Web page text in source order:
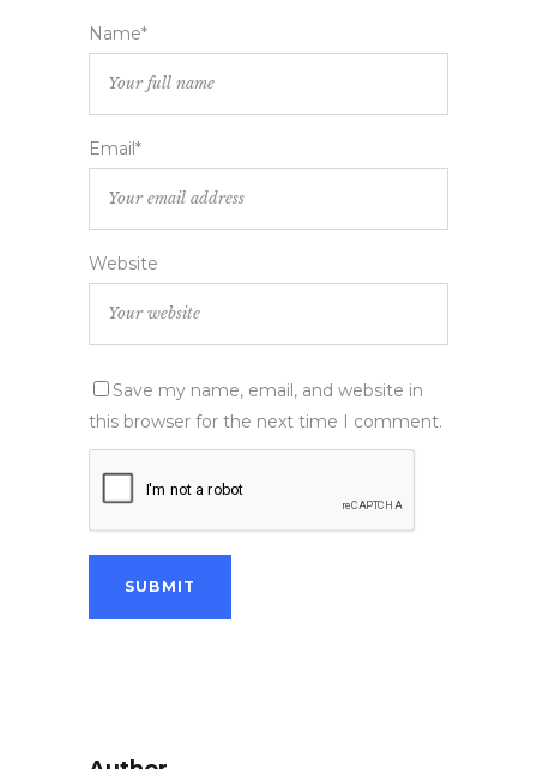
Name*
Email*
Website
Save my name, email, and website in
this browser for the next time I comment.